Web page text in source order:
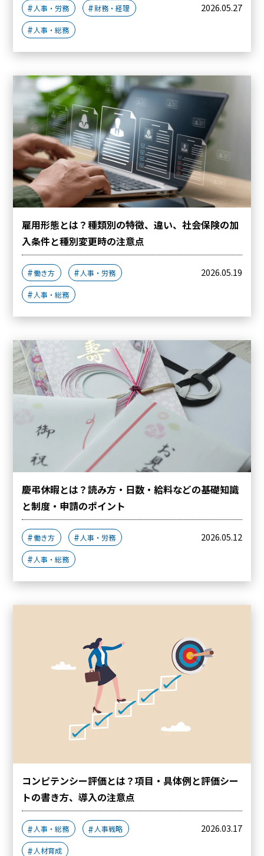
人事・労務 財務・経理
人事・総務
2026.05.27
雇用形態とは？種類別の特徴、違い、社会保険の加
入条件と種別変更時の注意点
働き方 人事・労務
人事・総務
2026.05.19
慶弔休暇とは？読み方・日数・給料などの基礎知識
と制度・申請のポイント
働き方 人事・労務
人事・総務
2026.05.12
コンピテンシー評価とは？項目・具体例と評価シー
トの書き方、導入の注意点
人事・総務 人事戦略
人材育成
2026.03.17